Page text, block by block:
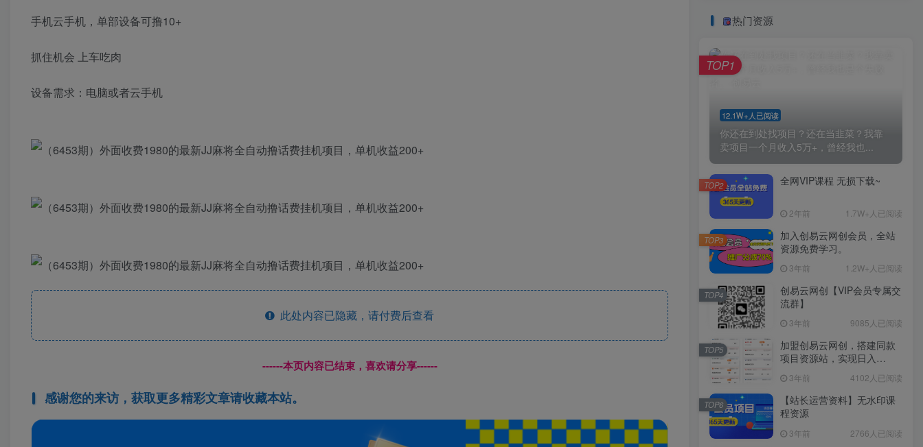
手机云手机，单部设备可撸10+
抓住机会 上车吃肉
设备需求：电脑或者云手机
此处内容已隐藏，请付费后查看
------本页内容已结束，喜欢请分享------
感谢您的来访，获取更多精彩文章请收藏本站。
热门资源
12.1W+人已阅读
你还在到处找项目？还在当韭菜？我靠
卖项目一个月收入5万+，曾经我也...
TOP1
全网VIP课程 无损下载~
2年前 1.7W+人已阅读
TOP2
加入创易云网创会员，全站
资源免费学习。
3年前 1.2W+人已阅读
TOP3
创易云网创【VIP会员专属交
流群】
3年前 9085人已阅读
TOP4
加盟创易云网创，搭建同款
项目资源站，实现日入
3年前 4102人已阅读
TOP5
【站长运营资料】无水印课
程资源
3年前 2766人已阅读
TOP6